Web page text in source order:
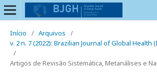
Início / Arquivos
/
v. 2 n. 7 (2022): Brazilian Journal of Global Health
/
Artigos de Revisão Sistemática, Metanálises e